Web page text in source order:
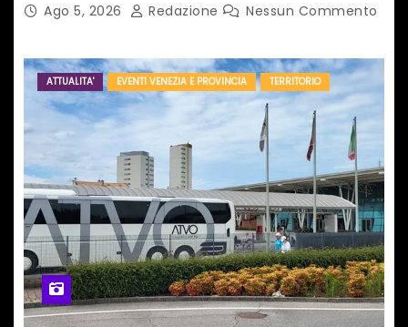
Ago 5, 2026 Redazione Nessun Commento
ATTUALITA' EVENTI VENEZIA E PROVINCIA TERRITORIO